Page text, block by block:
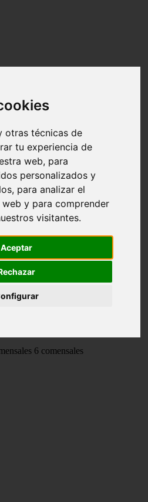
otras técnicas de
tu experiencia de
web, para
personalizados y
para analizar el
y para comprender
visitantes.
Aceptar
Crema de Pollo
de Pollo
6 comensales